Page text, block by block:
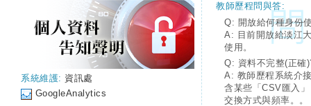
系統維護: 資訊處
GoogleAnalytics
教師歷程問與答:
Q: 開放給何種身份
A: 目前開放給淡江
使用。
Q: 資料不完整(正確
A: 教師歷程系統介
含某些「CSV匯入
交換方式與頻率。。